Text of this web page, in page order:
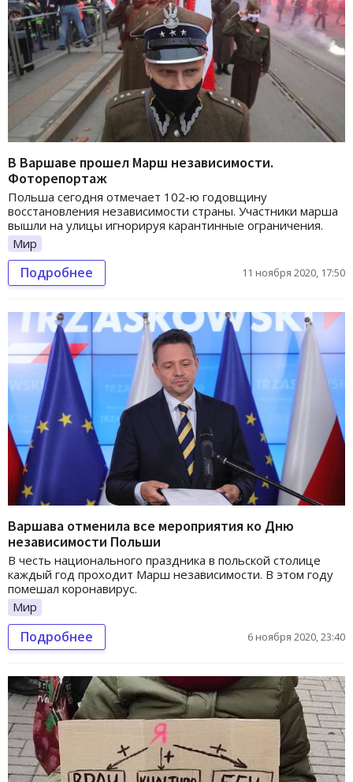
В Варшаве прошел Марш независимости.
Фоторепортаж
Польша сегодня отмечает 102-ю годовщину
восстановления независимости страны. Участники марша
вышли на улицы игнорируя карантинные ограничения.
Мир
Подробнее 11 ноября 2020, 17:50
Варшава отменила все мероприятия ко Дню
независимости Польши
В честь национального праздника в польской столице
каждый год проходит Марш независимости. В этом году
помешал коронавирус.
Мир
Подробнее 6 ноября 2020, 23:40